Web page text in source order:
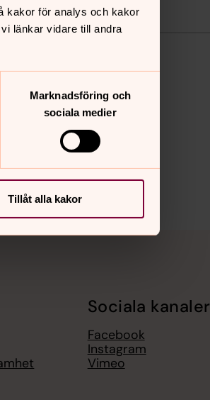
kakor för analys och kakor
länkar vidare till andra
Marknadsföring och
sociala medier
Tillåt alla kakor
Sociala kanaler
Facebook
Instagram
Vimeo